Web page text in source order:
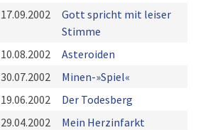
17.09.2002
Gott spricht mit leiser
Stimme
10.08.2002 Asteroiden
30.07.2002 Minen-»Spiel«
19.06.2002 Der Todesberg
29.04.2002 Mein Herzinfarkt